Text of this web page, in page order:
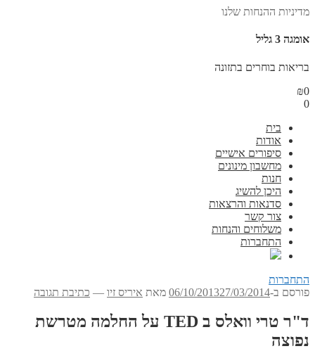
מדיניות ההנחות שלנו
אומגה 3 גליל
בריאות בוחרים בתזונה
₪0
0
בית
אודות
סיפורים אישיים
מחשבון מינונים
חנות
היכן להשיג
סדנאות והרצאות
צור קשר
משלוחים והנחות
התחברות
התחברות
פורסם ב-
06/10/201327/03/2014 מאת איריס זיו — כתיבת תגובה
ד"ר טרי וואלס ב TED על החלמה מטרשת
נפוצה